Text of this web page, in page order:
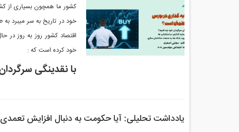
کشور ما همچون بسیاری از
اقتصاد کشور روز به روز در
خود کرده است که :
با نقدینگی
یادداشت تحلیلی: آیا حکومت به دنبال افزایش